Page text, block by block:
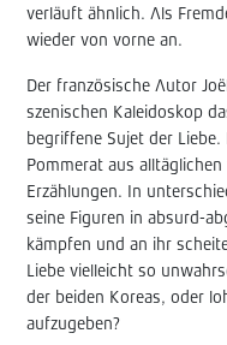
verläuft ähnlich. Als
wieder von vorne an.
Der französische Autor
szenischen Kaleidoskop
begriffene Sujet der
Pommerat aus
Erzählungen. In
seine Figuren in absurd-
kämpfen und an ihr
Liebe vielleicht so
der beiden Koreas, oder
aufzugeben?